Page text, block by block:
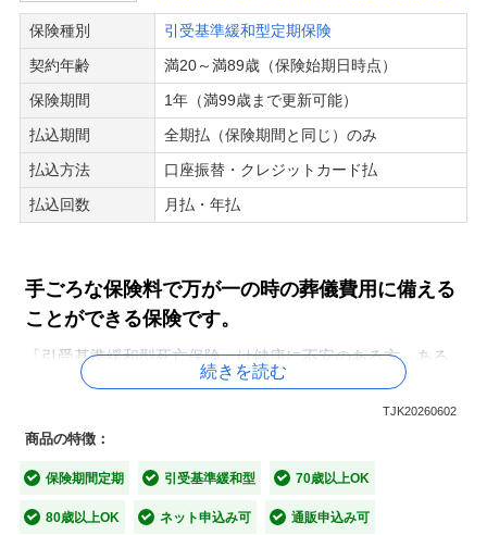
保険種別
引受基準緩和型定期保険
契約年齢
満20～満89歳（保険始期日時点）
保険期間
1年（満99歳まで更新可能）
払込期間
全期払（保険期間と同じ）のみ
払込方法
口座振替・クレジットカード払
払込回数
月払・年払
手ごろな保険料で万が一の時の葬儀費用に備える
ことができる保険です。
「引受基準緩和型死亡保険」は健康に不安のある方、ある
いは過去に病気をされたことのある方向けの死亡保険
配当 引受基準緩和型死亡保険）」の5つの特
長
続きを読む
TJK20260602
商品の特徴：
保険期間定期 引受基準緩和型 70歳以上OK
80歳以上OK ネット申込み可 通販申込み可